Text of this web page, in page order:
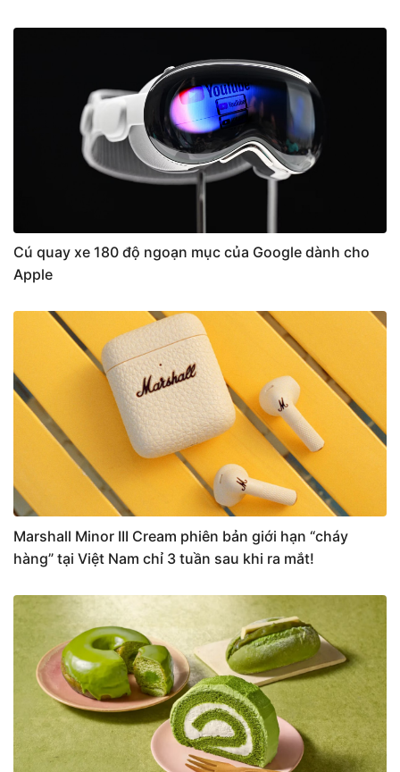
Cú quay xe 180 độ ngoạn mục của Google dành cho
Apple
Marshall Minor III Cream phiên bản giới hạn “cháy
hàng” tại Việt Nam chỉ 3 tuần sau khi ra mắt!